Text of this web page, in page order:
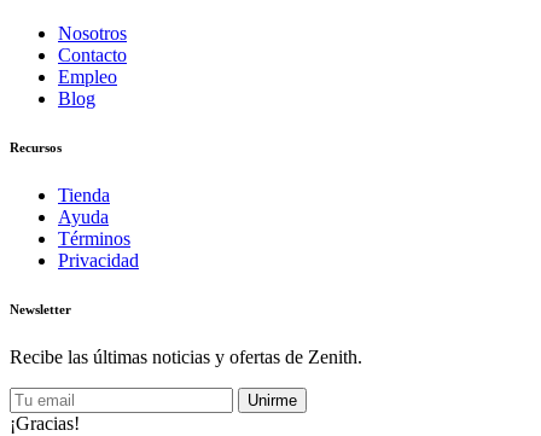
Nosotros
Contacto
Empleo
Blog
Recursos
Tienda
Ayuda
Términos
Privacidad
Newsletter
Recibe las últimas noticias y ofertas de Zenith.
Unirme
¡Gracias!